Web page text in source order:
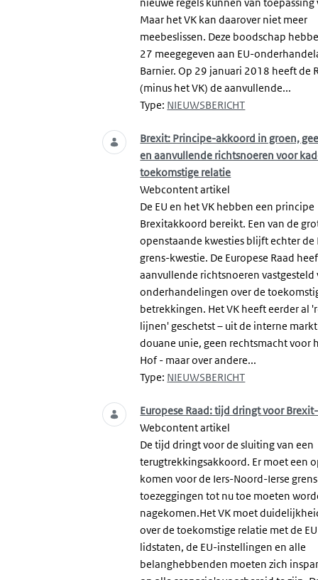
Maar het VK kan daarover niet meer
meebeslissen. Deze boodschap
27 meegegeven aan EU-
Barnier. Op 29 januari 2018 heeft de
(minus het VK) de aanvullende...
Type: NIEUWSBERICHT
Brexit: Principe-akkoord in groen,
en aanvullende richtsnoeren voor
toekomstige relatie
Webcontent artikel
De EU en het VK hebben een principe
Brexitakkoord bereikt. Een van de
openstaande kwesties blijft echter de
grens-kwestie. De Europese Raad
aanvullende richtsnoeren vastgesteld
onderhandelingen over de
betrekkingen. Het VK heeft eerder al
lijnen' geschetst – uit de interne
douane unie, geen rechtsmacht voor
Hof - maar over andere...
Type: NIEUWSBERICHT
Europese Raad: tijd dringt voor
Webcontent artikel
De tijd dringt voor de sluiting van een
terugtrekkingsakkoord. Er moet een
komen voor de Iers-Noord-Ierse
toezeggingen tot nu toe moeten
nagekomen.Het VK moet
over de toekomstige relatie met de
lidstaten, de EU-instellingen en alle
belanghebbenden moeten zich